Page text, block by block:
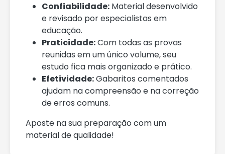
Confiabilidade: Material desenvolvido
e revisado por especialistas em
educação.
Praticidade:Com todas as provas
reunidas em um único volume, seu
estudo fica mais organizado e prático.
Efetividade:Gabaritos comentados
ajudam na compreensão e na correção
de erros comuns.
Aposte na sua preparação com um
material de qualidade!